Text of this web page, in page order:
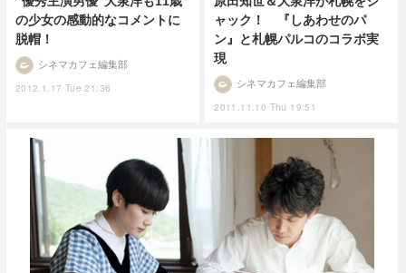
の少女の感動的なコメントに
脱帽！
2012.1.17 Tue 21:36
シネマカフェ編集部
ャック！ 『しあわせのパ
ン』と札幌パルコのコラボ実
現
2011.11.10 Thu 19:51
シネマカフェ編集部